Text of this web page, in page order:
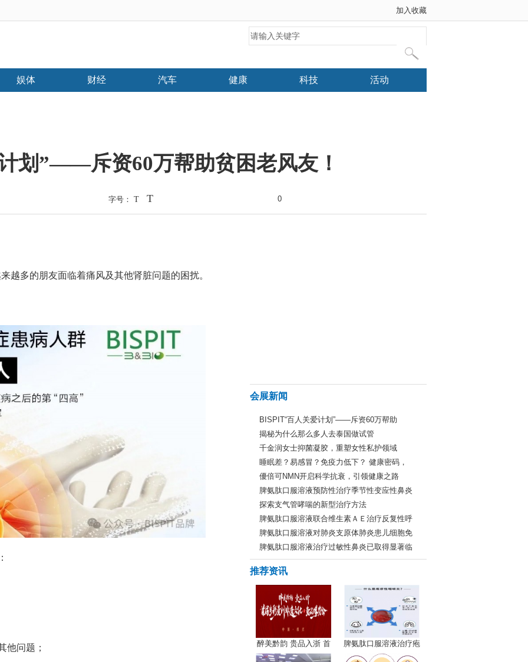
加入收藏
娱体 财经 汽车 健康 科技 活动
划”——斥资60万帮助贫困老风友！
字号： T T 0
越多的朋友面临着痛风及其他肾脏问题的困扰。
他问题；
会展新闻
BISPIT“百人关爱计划”——斥资60万帮助
揭秘为什么那么多人去泰国做试管
千金润女士抑菌凝胶，重塑女性私护领域
睡眠差？易感冒？免疫力低下？ 健康密码，
優倍可NMN开启科学抗衰，引领健康之路
脾氨肽口服溶液预防性治疗季节性变应性鼻炎
探索支气管哮喘的新型治疗方法
脾氨肽口服溶液联合维生素ＡＥ治疗反复性呼
脾氨肽口服溶液对肺炎支原体肺炎患儿细胞免
脾氨肽口服溶液治疗过敏性鼻炎已取得显著临
推荐资讯
醉美黔韵 贵品入浙 首 脾氨肽口服溶液治疗疱